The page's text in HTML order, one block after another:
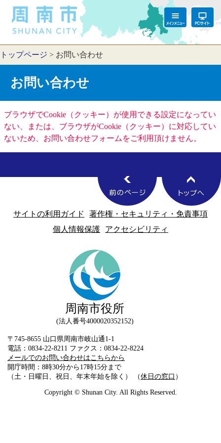
トップページ > お問い合わせ
お問い合わせ
ブラウザでCookie（クッキー）が使用できる設定になってい
ない、または、ブラウザがCookie（クッキー）に対応してい
ないため、お問い合わせフォームをご利用頂けません。
サイトの利用ガイド
著作権・セキュリティ・免責事項
個人情報保護
アクセシビリティ
周南市役所
法人番号4000020352152
〒745-8655 山口県周南市岐山通1-1
電話：0834-22-8211 ファクス：0834-22-8224
メールでのお問い合わせはこちらから
開庁時間：8時30分から17時15分まで
（土・日曜日、祝日、年末年始を除く） （休日の窓口 ）
Copyright © Shunan City. All Rights Reserved.